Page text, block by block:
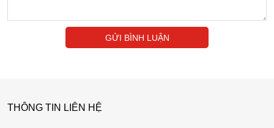
GỬI BÌNH LUẬN
THÔNG TIN LIÊN HỆ